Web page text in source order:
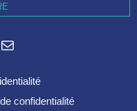
E-mail
confidentialité